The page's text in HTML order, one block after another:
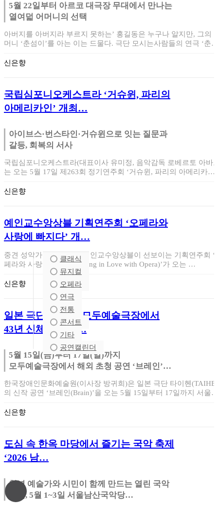
클래식
뮤지컬
오페라
연극
전통
콘서트
기타
공연캘린더
5월 22일부터 아르코 대극장 무대에서 만나는
열여덟 어머니의 선택
아버지를 아버지라 부르지 못하는’ 홍길동은 누구나 알지만, 그의
머니 ‘춘섬이’를 아는 이는 드물다. 극단 모시는사람들의 연극 ‘춘섬
신은향
국립심포니오케스트라 ‘거슈윈, 파리의
아메리카인’ 개최…
아이브스·번스타인·거슈윈으로 잇는 질문과
갈등, 회복의 서사
국립심포니오케스트라(대표이사 유미정, 음악감독 로베르토 아바
는 오는 5월 17일 제263회 정기연주회 ‘거슈윈, 파리의 아메리카
신은향
예인교수앙상블 기획연주회 ‘오페라와
사랑에 빠지다’ 개…
중견 성악가들로 구성된 예인교수앙상블이 선보이는 기획연주회 ‘
페라와 사랑에 빠지다(Falling in Love with Opera)’가 오는 …
신은향
일본 극단 타이헨, 모두예술극장에서
43년 신체 탐구의…
5월 15일(금)부터 17일(일)까지
모두예술극장에서 해외 초청 공연 ‘브레인’
한국장애인문화예술원(이사장 방귀희)은 일본 극단 타이헨
의 신작 공연 ‘브레인(Brain)’을 오는 5월 15일부터 17일까지 서울…
신은향
도심 속 한옥 마당에서 즐기는 국악 축제
‘2026 남…
청년 예술가와 시민이 함께 만드는 열린 국악
축제, 5월 1~3일 서울남산국악당